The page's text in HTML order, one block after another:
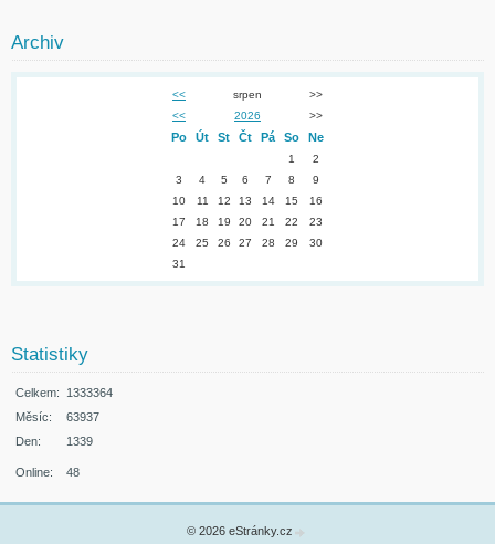
Archiv
<< srpen
>>
<<
2026 >>
Po Út St Čt Pá So Ne
1
2
3
4 5 6 7 8
9
10
11 12 13 14 15
16
17
18 19 20 21 22
23
24
25 26 27 28 29
30
31
Statistiky
Online: 48
Celkem: 1333364
Měsíc:
63937
Den:
1339
© 2026 eStránky.cz